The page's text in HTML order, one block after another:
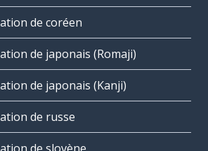
de coréen
de japonais (Romaji)
de japonais (Kanji)
de russe